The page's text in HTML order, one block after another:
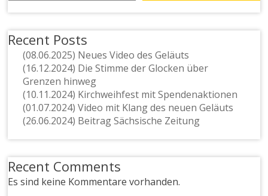
Recent Posts
(08.06.2025) Neues Video des Geläuts
(16.12.2024) Die Stimme der Glocken über
Grenzen hinweg
(10.11.2024) Kirchweihfest mit Spendenaktionen
(01.07.2024) Video mit Klang des neuen Geläuts
(26.06.2024) Beitrag Sächsische Zeitung
Recent Comments
Es sind keine Kommentare vorhanden.